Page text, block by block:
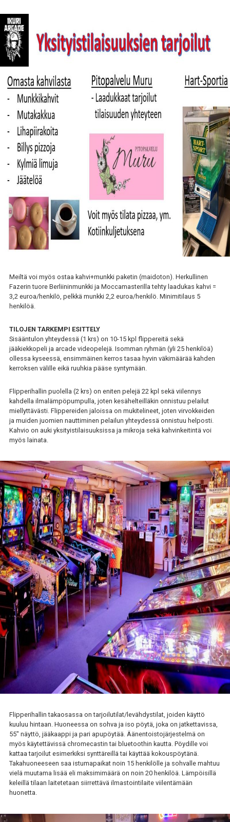
Meiltä voi myös ostaa kahvi+munkki paketin (maidoton). Herkullinen
Fazerin tuore Berliininmunkki ja Moccamasterilla tehty laadukas kahvi =
3,2 euroa/henkilö, pelkkä munkki 2,2 euroa/henkilö. Minimitilaus 5
henkilöä.
TILOJEN TARKEMPI ESITTELY
Sisääntulon yhteydessä (1 krs) on 10-15 kpl flippereitä sekä
jääkiekkopeli ja arcade videopelejä. Isomman ryhmän (yli 25 henkilöä)
ollessa kyseessä, ensimmäinen kerros tasaa hyvin väkimäärää kahden
kerroksen välille eikä ruuhkia pääse syntymään.
Flipperihallin puolella (2 krs) on eniten pelejä 22 kpl sekä viilennys
kahdella ilmalämpöpumpulla, joten kesähelteilläkin onnistuu pelailut
miellyttävästi. Flippereiden jaloissa on mukitelineet, joten virvokkeiden
ja muiden juomien nauttiminen pelailun yhteydessä onnistuu helposti.
Kahvio on auki yksityistilaisuuksissa ja mikroja sekä kahvinkeitintä voi
myös lainata.
Flipperihallin takaosassa on tarjoilutilat/levähdystilat, joiden käyttö
kuuluu hintaan. Huoneessa on sohva ja iso pöytä, joka on jatkettavissa,
55″ näyttö, jääkaappi ja pari apupöytää. Äänentoistojärjestelmä on
myös käytettävissä chromecastin tai bluetoothin kautta. Pöydille voi
kattaa tarjoilut esimerkiksi synttäreillä tai käyttää kokouspöytänä.
Takahuoneeseen saa istumapaikat noin 15 henkilölle ja sohvalle mahtuu
vielä muutama lisää eli maksimimäärä on noin 20 henkilöä. Lämpöisillä
keleillä tilaan laitetetaan siirrettävä ilmastointilaite viilentämään
huonetta.